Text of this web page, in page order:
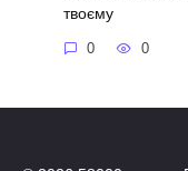
твоєму
0 0